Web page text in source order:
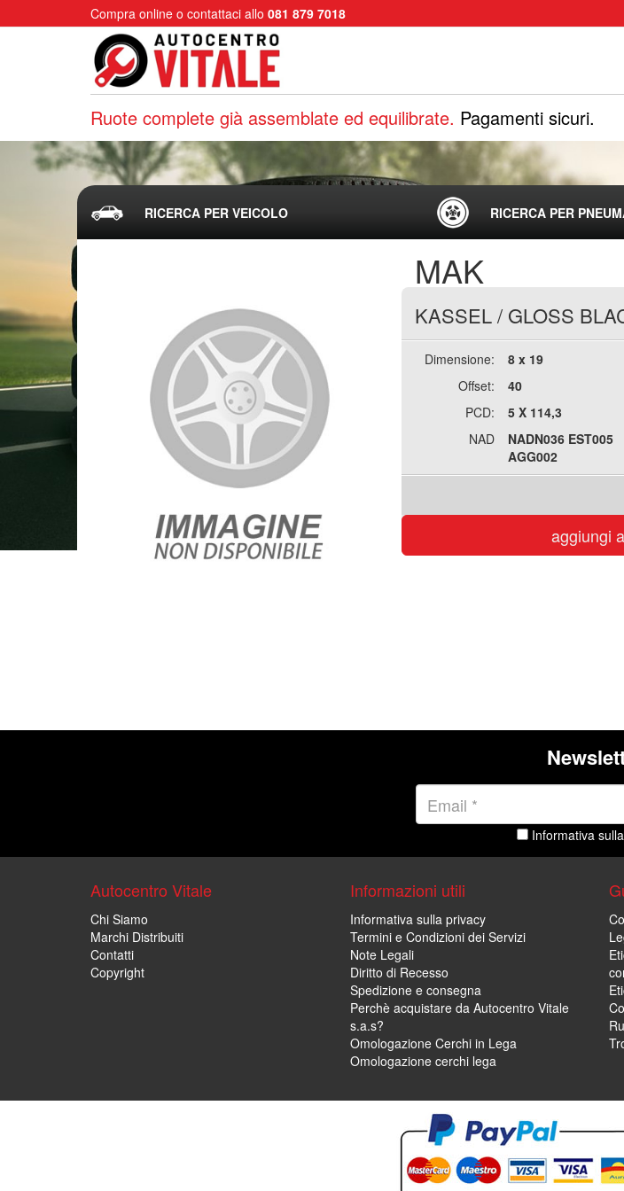
Compra online o contattaci allo 081 879 7018
Ruote complete già assemblate ed equilibrate. Pagamenti sicuri.
RICERCA PER VEICOLO RICERCA PER
MAK
KASSEL/ GLOSS
Dimensione:
8 x 19
Offset:
40
PCD:
5 X 114,3
NAD
NADN036 EST005
AGG002
aggiungi
Informativa
Autocentro Vitale
Chi Siamo
Marchi Distribuiti
Contatti
Copyright
Informazioni utili
Informativa sulla privacy
Termini e Condizioni dei Servizi
Note Legali
Diritto di Recesso
Spedizione e consegna
Perchè acquistare da Autocentro Vitale
s.a.s?
Omologazione Cerchi in Lega
Omologazione cerchi lega